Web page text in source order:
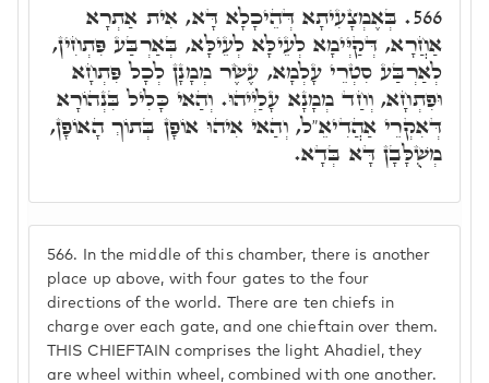
566.
In the middle of this chamber, there is another
place up above, with four gates to the four
directions of the world. There are ten chiefs in
charge over each gate, and one chieftain over them.
THIS CHIEFTAIN comprises the light Ahadiel, they
are wheel within wheel, combined with one another.
566. בְּאֶמְצָעִיתָא דְּהֵיכָלָא דָּא, אִית אַתְרָא
אַחֲרָא, דְּקַיְּימָא לְעֵילָּא לְעֵילָּא, בְּאַרְבַּע פִּתְחִין,
לְאַרְבַּע סִטְרֵי עָלְמָא, עֶשֶׂר מְמָנָן לְכָל פִּתְחָא
וּפִתְחָא, וְחַד מְמָנָא עָלַיְיהוּ. וְהַאי כָּלִיל בִּנְהוֹרָא
דְּאִקְרֵי אַהֲדִיאֵ"ל, וְהַאי אִיהוּ אוֹפָן בְּתוֹךְ הָאוֹפָן,
מְשֻׁלָּבָן דָּא בְּדָא.